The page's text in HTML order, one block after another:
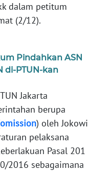
dalam petitum
(2/12).
Pindahkan ASN
di-PTUN-kan
Jakarta
berupa
omission) oleh Jokowi
pelaksana
Pasal 201
2016 sebagaimana